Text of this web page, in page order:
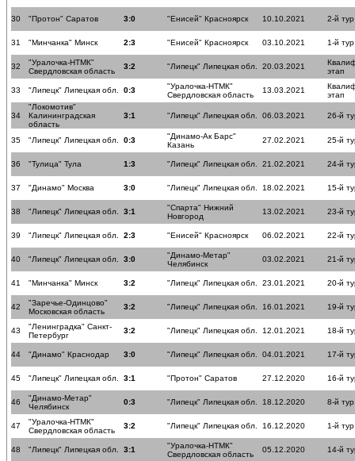
30 "Протон" Саратов 3:0 "Енисей" Красноярск 10.10.2021 2-й тур
31 "Минчанка" Минск 2:3 "Енисей" Красноярск 03.10.2021 1-й тур
32
"Уралочка-НТМК"
Свердловская область
3:2 "Липецк" Липецкая обл. 20.03.2021
этап
33 "Липецк" Липецкая обл. 0:3
"Уралочка-НТМК"
Свердловская область
13.03.2021
этап
34
"Локомотив"
Калининградская
область
3:1 "Липецк" Липецкая обл. 06.03.2021 26-й
35 "Липецк" Липецкая обл. 0:3
"Динамо-Ак Барс"
Казань
27.02.2021 25-й
36 "Тулица" Тула 1:3 "Липецк" Липецкая обл. 21.02.2021 24-й
37 "Динамо" Москва 3:0 "Липецк" Липецкая обл. 18.02.2021 15-й
38 "Липецк" Липецкая обл. 3:1
"Спарта" Нижний
Новгород
13.02.2021 23-й
39 "Липецк" Липецкая обл. 2:3 "Енисей" Красноярск 06.02.2021 22-й
40 "Липецк" Липецкая обл. 3:0
"Динамо-Метар"
Челябинск
03.02.2021 21-й
41 "Минчанка" Минск 3:2 "Липецк" Липецкая обл. 23.01.2021 20-й
42
"Заречье-Одинцово"
Московская область
3:2 "Липецк" Липецкая обл. 16.01.2021 19-й
43
"Ленинградка" Санкт-
Петербург
3:2 "Липецк" Липецкая обл. 12.01.2021 18-й
44 "Динамо" Краснодар 3:0 "Липецк" Липецкая обл. 04.01.2021 17-й
45 "Липецк" Липецкая обл. 3:1 "Протон" Саратов 27.12.2020 16-й
46
"Динамо-Метар"
Челябинск
0:3 "Липецк" Липецкая обл. 18.12.2020 8-й тур
47
"Уралочка-НТМК"
Свердловская область
3:2 "Липецк" Липецкая обл. 16.12.2020 1-й тур
48 "Липецк" Липецкая обл. 3:1
"Уралочка-НТМК"
Свердловская область
05.12.2020 14-й